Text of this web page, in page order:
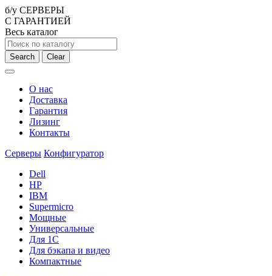
б/у СЕРВЕРЫ
С ГАРАНТИЕЙ
Весь каталог
Search Clear
О нас
Доставка
Гарантия
Лизинг
Контакты
Серверы Конфигуратор
Dell
HP
IBM
Supermicro
Мощные
Универсальные
Для 1С
Для бэкапа и видео
Компактные